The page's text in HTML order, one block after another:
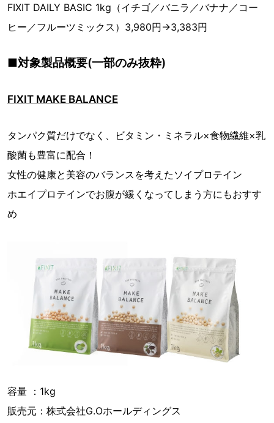
FIXIT DAILY BASIC 1kg（イチゴ／バニラ／バナナ／コー
ヒー／フルーツミックス）3,980円→3,383円
■対象製品概要(一部のみ抜粋)
FIXIT MAKE BALANCE
タンパク質だけでなく、ビタミン・ミネラル×食物繊維×乳
酸菌も豊富に配合！
女性の健康と美容のバランスを考えたソイプロテイン
ホエイプロテインでお腹が緩くなってしまう方にもおすす
め
容量 ：1kg
販売元：株式会社G.Oホールディングス